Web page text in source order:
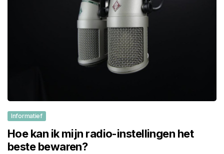
Informatief
Hoe kan ik mijn radio-instellingen het
beste bewaren?